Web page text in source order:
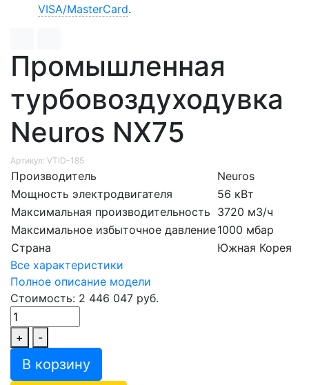
VISA/MasterCard.
Промышленная
турбовоздуходувка
Neuros NX75
Артикул: VTID-185
Производитель
Neuros
Мощность электродвигателя
56 кВт
Максимальная производительность 3720 м3/ч
Максимальное избыточное давление1000 мбар
Страна
Южная Корея
Все характеристики
Полное описание модели
Стоимость: 2 446 047 руб.
+ -
В корзину